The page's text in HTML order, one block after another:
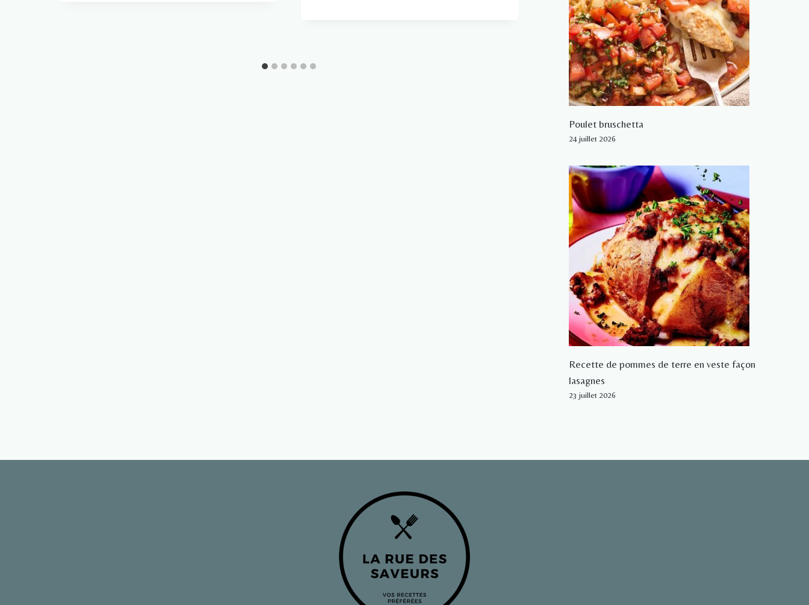
Poulet bruschetta
24 juillet 2026
Recette de pommes de terre en veste façon
lasagnes
23 juillet 2026